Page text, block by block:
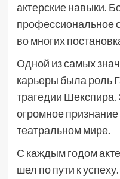
актерские навыки.
профессиональное
во многих
Одной из самых
карьеры была роль
трагедии
огромное
театральном мире.
С каждым годом
шел по пути к